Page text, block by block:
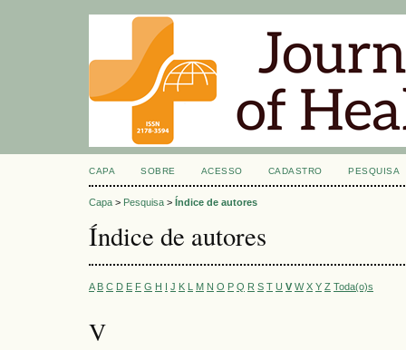
CAPA SOBRE ACESSO CADASTRO PESQUISA
Capa > Pesquisa > Índice de autores
Índice de autores
A B C D E F G H I J K L M N O P Q R S T U V W X Y Z Toda(o)s
V